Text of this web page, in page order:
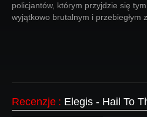
policjantów, którym przyjdzie się
wyjątkowo brutalnym i przebiegłym
Recenzje : Elegis - Hail To